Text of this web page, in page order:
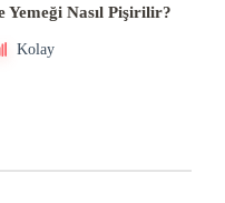
Yemeği Nasıl Pişirilir?
Kolay